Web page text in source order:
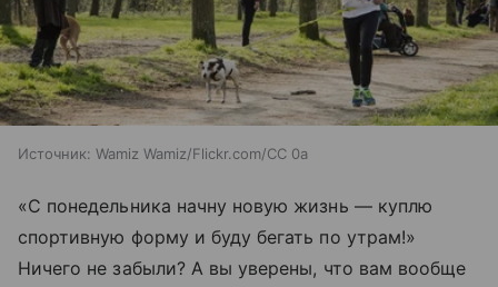
Источник: Wamiz Wamiz/Flickr.com/CC 0a
«С понедельника начну новую жизнь — куплю
спортивную форму и буду бегать по утрам!»
Ничего не забыли? А вы уверены, что вам вообще